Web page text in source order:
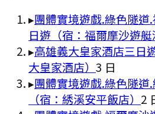
▸團體實境遊戲.綠色隧道
日遊（宿：福爾摩沙遊艇
▸高雄義大皇家酒店三日
大皇家酒店） 3 日
▸團體實境遊戲.綠色隧道
（宿：綉溪安平飯店） 2